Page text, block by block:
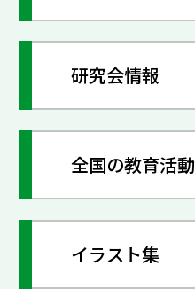
研究会情報
全国の教育活動
イラスト集